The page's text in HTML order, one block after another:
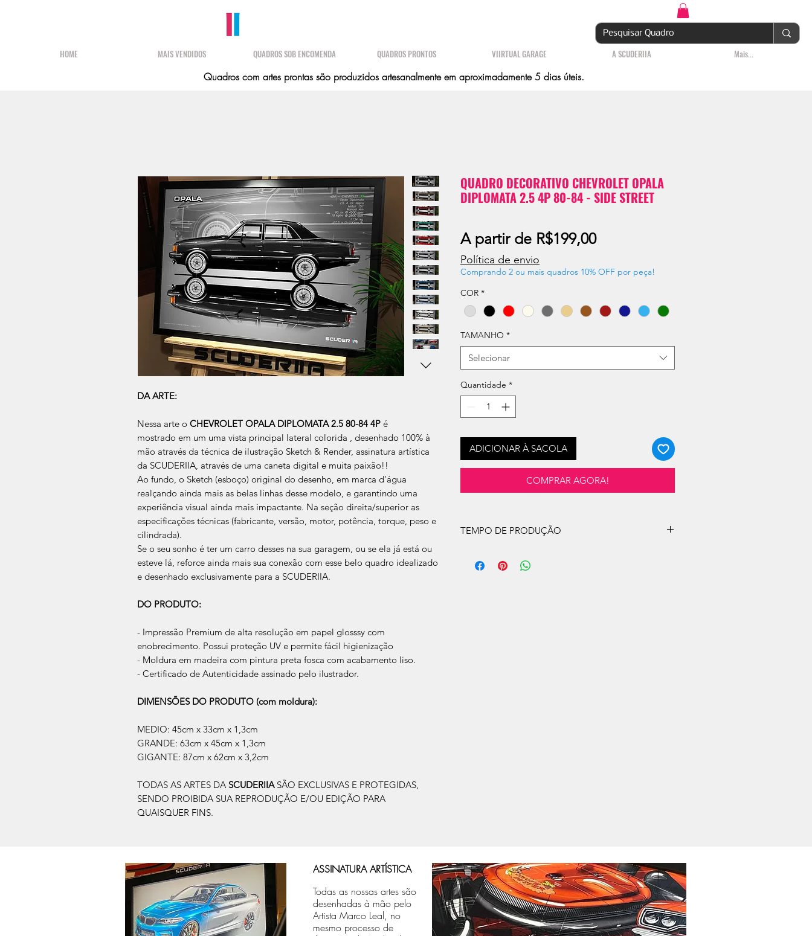
HOME MAIS VENDIDOS QUADROS SOB ENCOMENDA QUADROS PRONTOS VIIRTUAL GARAGE A SCUDERIIA Mais...
Quadros com artes prontas são produzidos artesanalmente em aproximadamente 5 dias úteis.
DA ARTE:
Nessa arte o CHEVROLET OPALA DIPLOMATA 2.5 80-84 4P é
mostrado em um uma vista principal lateral colorida , desenhado 100% à
mão através da técnica de ilustração Sketch & Render, assinatura artística
da SCUDERIIA, através de uma caneta digital e muita paixão!!
Ao fundo, o Sketch (esboço) original do desenho, em marca d'água
realçando ainda mais as belas linhas desse modelo, e garantindo uma
experiência visual ainda mais impactante. Na seção direita/superior as
especificações técnicas (fabricante, versão, motor, potência, torque, peso e
cilindrada).
Se o seu sonho é ter um carro desses na sua garagem, ou se ela já está ou
esteve lá, reforce ainda mais sua conexão com esse belo quadro idealizado
e desenhado exclusivamente para a SCUDERIIA.
DO PRODUTO:
- Impressão Premium de alta resolução em papel glosssy com
enobrecimento. Possui proteção UV e permite fácil higienização
- Moldura em madeira com pintura preta fosca com acabamento liso.
- Certificado de Autenticidade assinado pelo ilustrador.
DIMENSÕES DO PRODUTO (com moldura):
MEDIO: 45cm x 33cm x 1,3cm
GRANDE: 63cm x 45cm x 1,3cm
GIGANTE: 87cm x 62cm x 3,2cm
TODAS AS ARTES DA SCUDERIIA SÃO EXCLUSIVAS E PROTEGIDAS,
SENDO PROIBIDA SUA REPRODUÇÃO E/OU EDIÇÃO PARA
QUAISQUER FINS.
QUADRO DECORATIVO CHEVROLET OPALA
DIPLOMATA 2.5 4P 80-84 - SIDE STREET
A partir de R$199,00Preço
Política de envio
Comprando 2 ou mais quadros 10% OFF por peça!
COR *
TAMANHO *
Selecionar
Quantidade *
ADICIONAR À SACOLA
COMPRAR AGORA!
TEMPO DE PRODUÇÃO
úteis, após a confirmação de compra.
ASSINATURA ARTÍSTICA
Todas as nossas artes são
desenhadas à mão pelo
Artista Marco Leal, no
mesmo processo de